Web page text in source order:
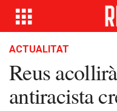
ACTUALITAT
Reus
antiracista